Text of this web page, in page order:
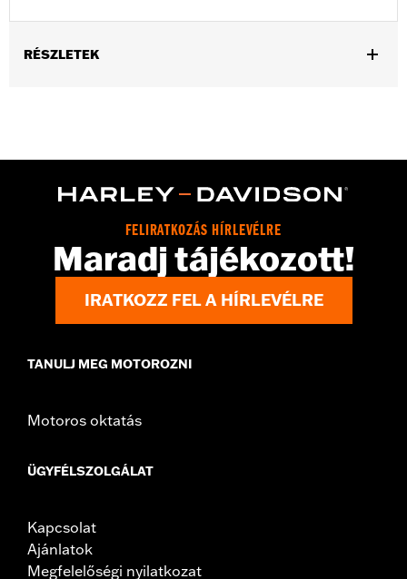
RÉSZLETEK
Origin:Imported
Dimension Description:SHAFT HEIGHT: 14” / HEEL HEIGHT:
FELIRATKOZÁS HÍRLEVÉLRE
Maradj tájékozott!
IRATKOZZ FEL A HÍRLEVÉLRE
TANULJ MEG MOTOROZNI
Motoros oktatás
ÜGYFÉLSZOLGÁLAT
Kapcsolat
Ajánlatok
Megfelelőségi nyilatkozat